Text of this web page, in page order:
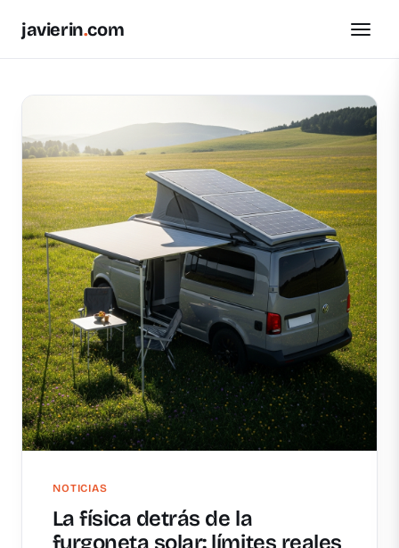
javierin.com
NOTICIAS
La física detrás de la
furgoneta solar: límites reales